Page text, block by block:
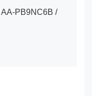
PB9NC6B /